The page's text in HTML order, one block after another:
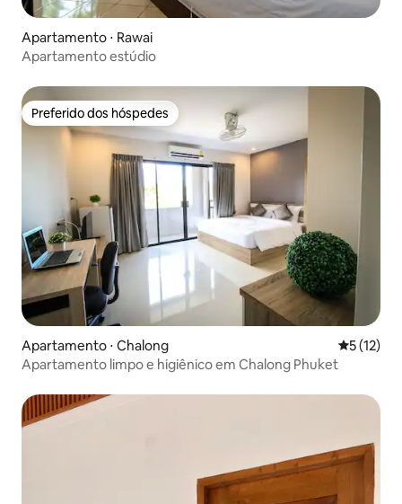
Apartamento ⋅ Rawai
Apartamento estúdio
Preferido dos hóspedes
Preferido dos hóspedes
Apartamento ⋅ Chalong 5 de uma
5 (12)
Apartamento limpo e higiênico em Chalong Phuket